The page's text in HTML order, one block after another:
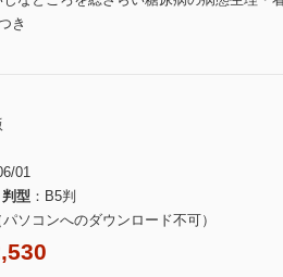
き
01
判型
B5判
パソコンへのダウンロード不可）